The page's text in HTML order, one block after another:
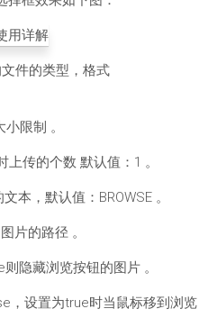
件的类型，格式
限制 。
传的个数 默认值：1 。
，默认值：BROWSE 。
的路径 。
藏浏览按钮的图片 。
设置为true时当鼠标移到浏览